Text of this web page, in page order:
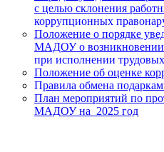
с целью склонения
коррупционных
Положение о порядке
МАДОУ о возникновении
при исполнении
Положение об оценке
Правила обмена
План мероприятий по
МАДОУ на 2025 год